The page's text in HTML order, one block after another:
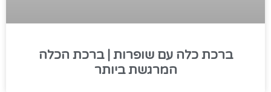
ברכת כלה עם שופרות | ברכת הכלה
המרגשת ביותר